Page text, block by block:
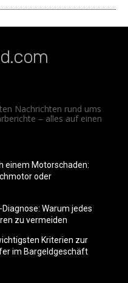
Nachrichten rund ums
– alles auf einen
einem Motorschaden:
oder
Warum jedes
zu vermeiden
Kriterien zur
im Bargeldgeschäft